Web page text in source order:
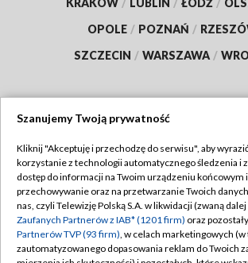
KRAKÓW / LUBLIN / ŁÓDŹ /
OPOLE / POZNAŃ /
SZCZECIN / WARSZAWA /
TVP
Abonament TVP
Emisja w TVP
Centrum informacji TVP
Regulamin TVP
Polityka prywatności
Moje zgody
Szanujemy Twoją prywatność
Kliknij "Akceptuję i przechodzę do serwisu", aby
korzystanie z technologii automatycznego śledzenia i
dostęp do informacji na Twoim urządzeniu końcowym
przechowywanie oraz na przetwarzanie Twoich
nas, czyli Telewizję Polską S.A. w likwidacji (zwaną dalej
Zaufanych Partnerów z IAB* (1201 firm) oraz
Partnerów TVP (93 firm), w celach marketingowych (w
zautomatyzowanego dopasowania reklam do Twoich